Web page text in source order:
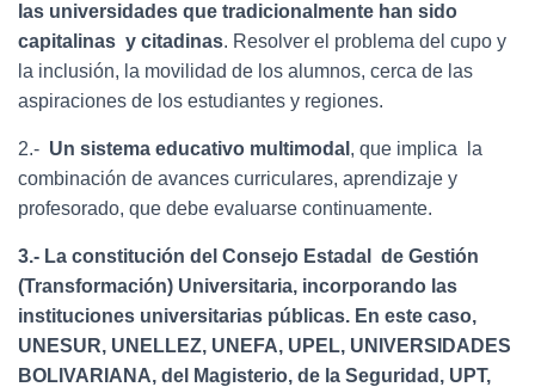
las universidades que tradicionalmente han sido
capitalinas y citadinas. Resolver el problema del cupo y
la inclusión, la movilidad de los alumnos, cerca de las
aspiraciones de los estudiantes y regiones.
2.- Un sistema educativo multimodal , que implica la
combinación de avances curriculares, aprendizaje y
profesorado, que debe evaluarse continuamente.
3.- La constitución del Consejo Estadal de Gestión
(Transformación) Universitaria, incorporando las
instituciones universitarias públicas. En este caso,
UNESUR, UNELLEZ, UNEFA, UPEL, UNIVERSIDADES
BOLIVARIANA, del Magisterio, de la Seguridad, UPT,